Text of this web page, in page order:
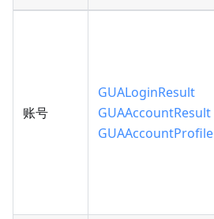
账号
GUALoginResult
GUAAccountResult
GUAAccountProfile